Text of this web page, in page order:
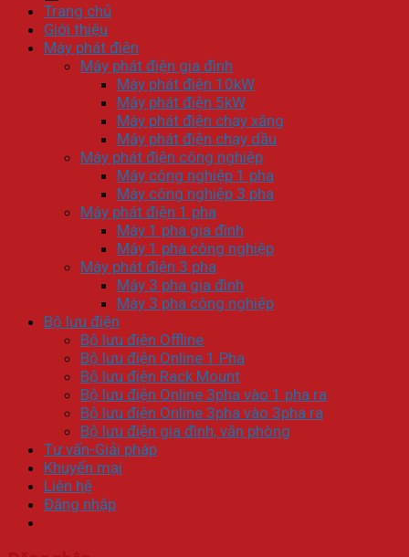
Trang chủ
Giới thiệu
Máy phát điện
Máy phát điện gia đình
Máy phát điện 10kW
Máy phát điện 5kW
Máy phát điện chạy xăng
Máy phát điện chạy dầu
Máy phát điện công nghiệp
Máy công nghiệp 1 pha
Máy công nghiệp 3 pha
Máy phát điện 1 pha
Máy 1 pha gia đình
Máy 1 pha công nghiệp
Máy phát điện 3 pha
Máy 3 pha gia đình
Máy 3 pha công nghiệp
Bộ lưu điện
Bộ lưu điện Offline
Bộ lưu điện Online 1 Pha
Bộ lưu điện Rack Mount
Bộ lưu điện Online 3pha vào 1 pha ra
Bộ lưu điện Online 3pha vào 3pha ra
Bộ lưu điện gia đình, văn phòng
Tư vấn-Giải pháp
Khuyến mại
Liên hệ
Đăng nhập